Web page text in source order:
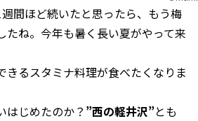
間ほど続いたと思ったら、もう梅
たね。今年も暑く長い夏がやって来
きるスタミナ料理が食べたくなりま
はじめたのか？ ”西の軽井沢”とも